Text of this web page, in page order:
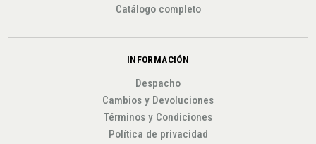
Catálogo completo
INFORMACIÓN
Despacho
Cambios y Devoluciones
Términos y Condiciones
Política de privacidad